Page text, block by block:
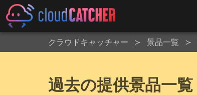
クラウドキャッチャー 景品一覧
過去の提供景品一覧